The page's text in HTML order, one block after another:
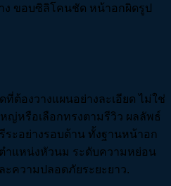
ง ขอบซิลิโคนชัด หน้าอกผิดรูป
ต้องวางแผนอย่างละเอียด ไม่ใช่
ญ่หรือเลือกทรงตามรีวิว ผลลัพธ์
ระอย่างรอบด้าน ทั้งฐานหน้าอก
ำแหน่งหัวนม ระดับความหย่อน
ความปลอดภัยระยะยาว.